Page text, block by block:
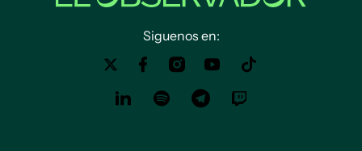
Siguenos en: